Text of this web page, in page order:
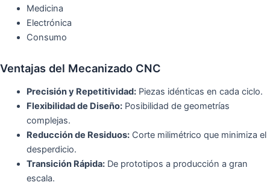
Medicina
Electrónica
Consumo
Ventajas del Mecanizado CNC
Precisión y Repetitividad:Piezas idénticas en cada ciclo.
Flexibilidad de Diseño:Posibilidad de geometrías
complejas.
Reducción de Residuos:Corte milimétrico que minimiza el
desperdicio.
Transición Rápida:De prototipos a producción a gran
escala.